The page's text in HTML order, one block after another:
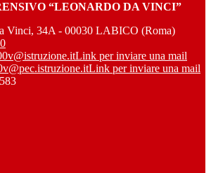
“LEONARDO DA VINCI”
Vinci, 34A - 00030 LABICO (Roma)
Link per inviare una mail
Link per inviare una mail